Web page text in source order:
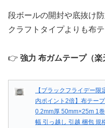
段ボールの開封や底抜け防
クラフトタイプよりも布
👉 強力 布ガムテープ（楽
【ブラックフライデー
内ポイント2倍】布テープ
0.2mm厚 50mm×25m 1
幅 引っ越し 引越 梱包 規